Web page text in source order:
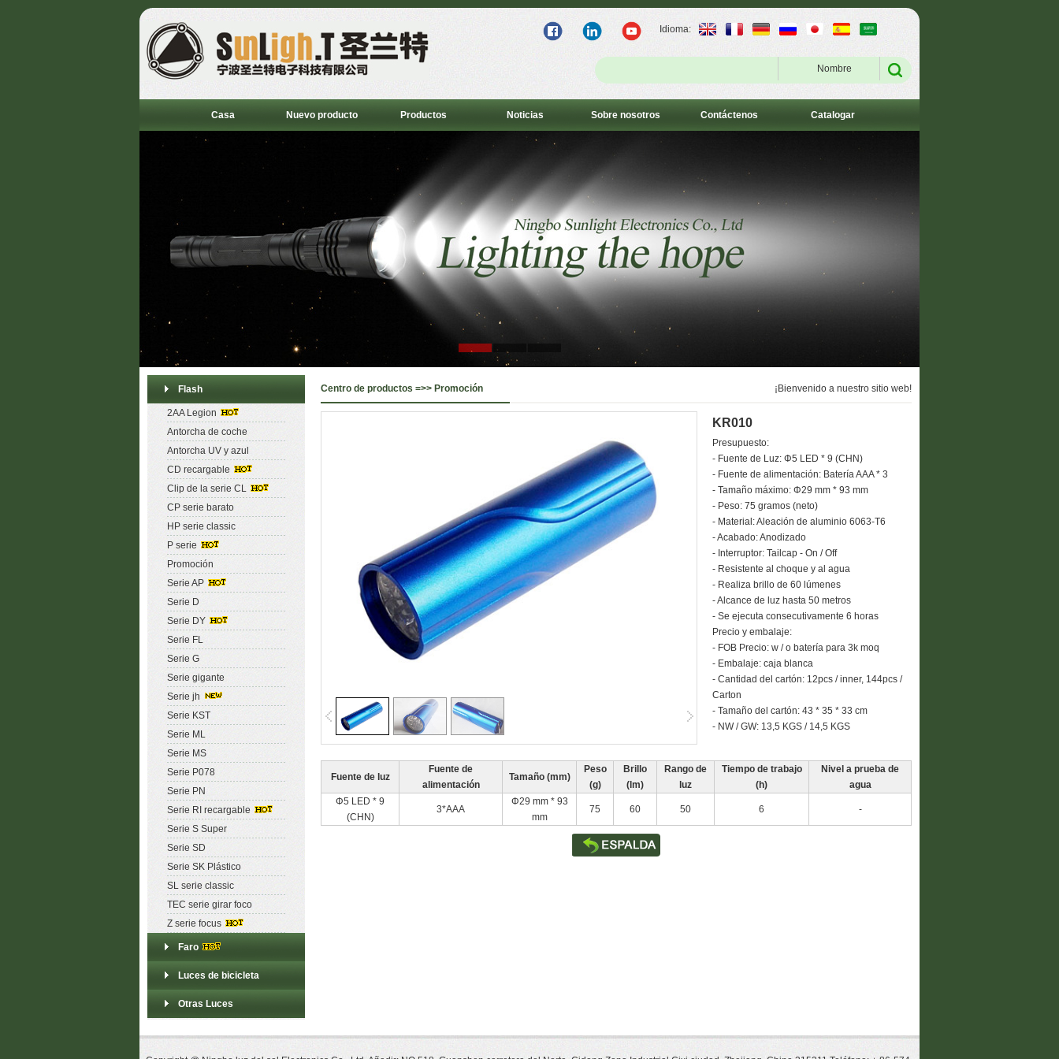
Idioma:
Nombre
Casa Nuevo producto Productos Noticias Sobre nosotros Contáctenos Catalogar
1
Flash
2AA Legion
Antorcha de coche
Antorcha UV y azul
CD recargable
Clip de la serie CL
CP serie barato
HP serie classic
P serie
Promoción
Serie AP
Serie D
Serie DY
Serie FL
Serie G
Serie gigante
Serie jh
Serie KST
Serie ML
Serie MS
Serie P078
Serie PN
Serie RI recargable
Serie S Super
Serie SD
Serie SK Plástico
SL serie classic
TEC serie girar foco
Z serie focus
Faro
Luces de bicicleta
Otras Luces
Centro de productos =>> Promoción ¡Bienvenido a nuestro sitio web!
Title through $.data
Whoa! This description is set through elm.data("ad-desc") instead of using the
longdesc attribute.
And it containsHowToMeetLadies...What?That aint what HTML stands for? Man...
KR010
Presupuesto:
- Fuente de Luz: Φ5 LED * 9 (CHN)
- Fuente de alimentación: Batería AAA * 3
- Tamaño máximo: Φ29 mm * 93 mm
- Peso: 75 gramos (neto)
- Material: Aleación de aluminio 6063-T6
- Acabado: Anodizado
- Interruptor: Tailcap - On / Off
- Resistente al choque y al agua
- Realiza brillo de 60 lúmenes
- Alcance de luz hasta 50 metros
- Se ejecuta consecutivamente 6 horas
Precio y embalaje:
- FOB Precio: w / o batería para 3k moq
- Embalaje: caja blanca
- Cantidad del cartón: 12pcs / inner, 144pcs /
Carton
- Tamaño del cartón: 43 * 35 * 33 cm
- NW / GW: 13,5 KGS / 14,5 KGS
Fuente de luz
Fuente de
alimentación
Tamaño (mm)
Peso
(g)
Brillo
(lm)
Rango de
luz
Tiempo de trabajo
(h)
Nivel a prueba de
agua
Φ5 LED * 9
(CHN)
3*AAA
Φ29 mm * 93
mm
75 60 50 6 -